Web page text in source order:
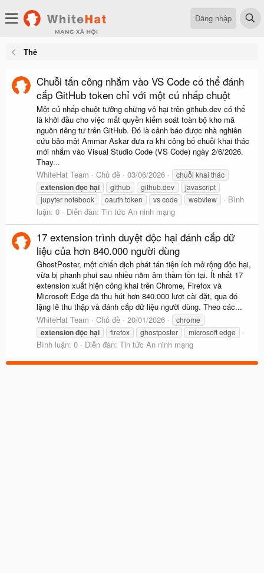
Đăng nhập
Thẻ
Chuỗi tấn công nhắm vào VS Code có thể đánh
cắp GitHub token chỉ với một cú nhấp chuột
Một cú nhấp chuột tưởng chừng vô hại trên github.dev có thể
là khởi đầu cho việc mất quyền kiểm soát toàn bộ kho mã
nguồn riêng tư trên GitHub. Đó là cảnh báo được nhà nghiên
cứu bảo mật Ammar Askar đưa ra khi công bố chuỗi khai thác
mới nhắm vào Visual Studio Code (VS Code) ngày 2/6/2026.
Thay...
WhiteHat Team
Chủ đề 03/06/2026 chuỗi khai thác
extensionđộc hại github github.dev
javascript
jupyter notebook
oauth token vs code webview
Bình
luận: 0
Diễn đàn: Tin tức An ninh mạng
17 extension trình duyệt độc hại đánh cắp dữ
liệu của hơn 840.000 người dùng
GhostPoster, một chiến dịch phát tán tiện ích mở rộng độc hại,
vừa bị phanh phui sau nhiều năm âm thầm tồn tại. Ít nhất 17
extension xuất hiện công khai trên Chrome, Firefox và
Microsoft Edge đã thu hút hơn 840.000 lượt cài đặt, qua đó
lặng lẽ thu thập và đánh cắp dữ liệu người dùng. Theo các...
WhiteHat Team
Chủ đề 20/01/2026 chrome
extensionđộc hại firefox ghostposter microsoft edge
Bình luận: 0 Diễn đàn: Tin tức An ninh mạng